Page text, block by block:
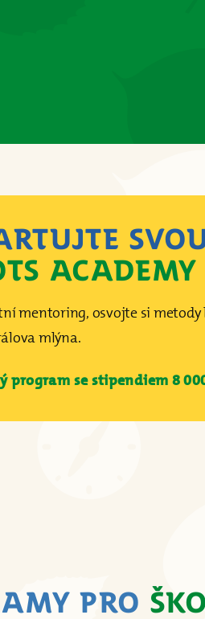
ACADEMY
mentoring, osvojte si
mlýna.
program se stipendiem 8
pro